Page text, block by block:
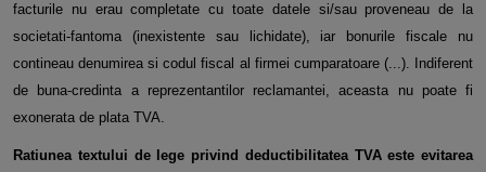
facturile nu erau completate cu toate datele si/sau proveneau de la
societati-fantoma (inexistente sau lichidate), iar bonurile fiscale nu
contineau denumirea si codul fiscal al firmei cumparatoare (...). Indiferent
de buna-credinta a reprezentantilor reclamantei, aceasta nu poate fi
exonerata de plata TVA.
Ratiunea textului de lege privind deductibilitatea TVA este evitarea